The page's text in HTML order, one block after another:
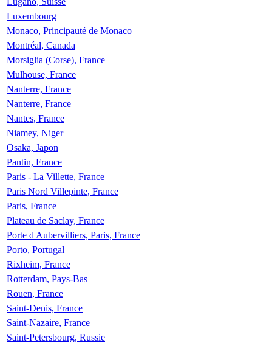
Luxembourg
Monaco, Principauté de Monaco
Montréal, Canada
Morsiglia (Corse), France
Mulhouse, France
Nanterre, France
Nanterre, France
Nantes, France
Niamey, Niger
Osaka, Japon
Pantin, France
Paris - La Villette, France
Paris Nord Villepinte, France
Paris, France
Plateau de Saclay, France
Porte d Aubervilliers, Paris, France
Porto, Portugal
Rixheim, France
Rotterdam, Pays-Bas
Rouen, France
Saint-Denis, France
Saint-Nazaire, France
Saint-Petersbourg, Russie